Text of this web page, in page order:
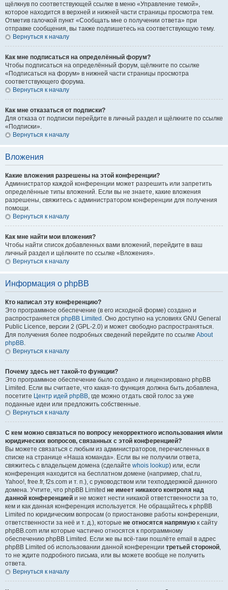
щёлкнув по соответствующей ссылке в меню «Управление темой»,
которое находится в верхней и нижней части страницы просмотра тем.
Отметив галочкой пункт «Сообщать мне о получении ответа» при
отправке сообщения, вы также подпишетесь на соответствующую тему.
Вернуться к началу
Как мне подписаться на определённый форум?
Чтобы подписаться на определённый форум, щёлкните по ссылке
«Подписаться на форум» в нижней части страницы просмотра
соответствующего форума.
Вернуться к началу
Как мне отказаться от подписки?
Для отказа от подписки перейдите в личный раздел и щёлкните по ссылке
«Подписки».
Вернуться к началу
Вложения
Какие вложения разрешены на этой конференции?
Администратор каждой конференции может разрешить или запретить
определённые типы вложений. Если вы не знаете, какие вложения
разрешены, свяжитесь с администратором конференции для получения
помощи.
Вернуться к началу
Как мне найти мои вложения?
Чтобы найти список добавленных вами вложений, перейдите в ваш
личный раздел и щёлкните по ссылке «Вложения».
Вернуться к началу
Информация о phpBB
Кто написал эту конференцию?
Это программное обеспечение (в его исходной форме) создано и
распространяется phpBB Limited . Оно доступно на условиях GNU General
Public Licence, версии 2 (GPL-2.0) и может свободно распространяться.
Для получения более подробных сведений перейдите по ссылке About
phpBB.
Вернуться к началу
Почему здесь нет такой-то функции?
Это программное обеспечение было создано и лицензировано phpBB
Limited. Если вы считаете, что какая-то функция должна быть добавлена,
посетите Центр идей phpBB, где можно отдать свой голос за уже
поданные идеи или предложить собственные.
Вернуться к началу
С кем можно связаться по вопросу некорректного использования и/или
юридических вопросов, связанных с этой конференцией?
Вы можете связаться с любым из администраторов, перечисленных в
списке на странице «Наша команда». Если вы не получили ответа,
свяжитесь с владельцем домена (сделайте whois lookup) или, если
конференция находится на бесплатном домене (например, chat.ru,
Yahoo!, free.fr, f2s.com и т. п.), с руководством или техподдержкой данного
домена. Учтите, что phpBB Limited не имеет никакого контроля над
данной конференцией и не может нести никакой ответственности за то,
кем и как данная конференция используется. Не обращайтесь к phpBB
Limited по юридическим вопросам (о приостановке работы конференции,
ответственности за неё и т. д.), которые не относятся напрямую к сайту
phpBB.com или которые частично относятся к программному
обеспечению phpBB Limited. Если же вы всё-таки пошлёте email в адрес
phpBB Limited об использовании данной конференции третьей стороной,
то не ждите подробного письма, или вы можете вообще не получить
ответа.
Вернуться к началу